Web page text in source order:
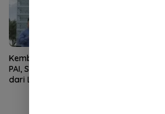
Kembali Nahkodai APDOK
PAI, Silahuddin Tuai Apresiasi
dari LPPM UNISAI Samalanga